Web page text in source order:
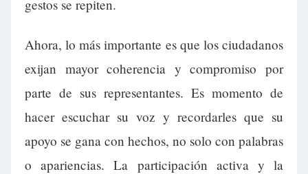
gestos se repiten.
Ahora, lo más importante es que los ciudadanos
exijan mayor coherencia y compromiso por
parte de sus representantes. Es momento de
hacer escuchar su voz y recordarles que su
apoyo se gana con hechos, no solo con palabras
o apariencias. La participación activa y la